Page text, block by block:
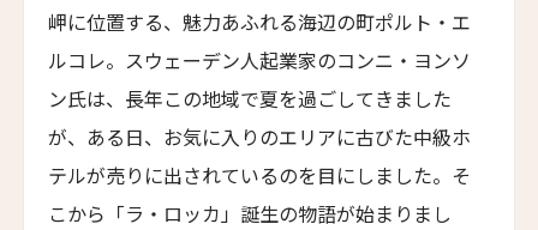
ルチャン・ナン・リトリート
Lchang Nang Retreat
ザ・パソナ ネイチャーバース・リトリート
THE PASONA Natureverse Retreat
マストロヤンニ・ルレ
17人
18人
19人
16人
17人
18人
岬に位置する、魅力あふれる海辺の町ポルト・エ
ルコレ。スウェーデン人起業家のコンニ・ヨンソ
ン氏は、長年この地域で夏を過ごしてきました
が、ある日、お気に入りのエリアに古びた中級ホ
テルが売りに出されているのを目にしました。そ
こから「ラ・ロッカ」誕生の物語が始まりまし